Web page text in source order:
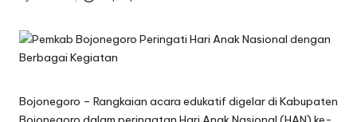
B
oj
o
n
Posted
Bojonegoro – Rangkaian acara edukatif digelar di Kabupaten